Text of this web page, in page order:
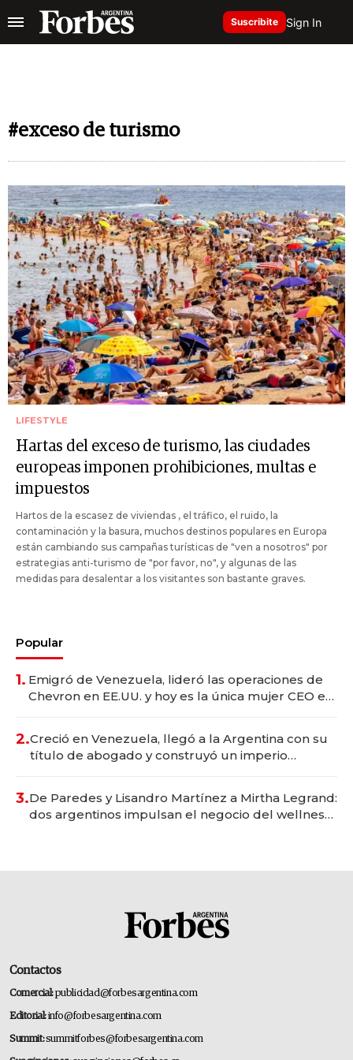
Suscribite Sign In
#exceso de turismo
LIFESTYLE
Hartas del exceso de turismo, las ciudades
europeas imponen prohibiciones, multas e
impuestos
Hartos de la escasez de viviendas , el tráfico, el ruido, la
contaminación y la basura, muchos destinos populares en Europa
están cambiando sus campañas turísticas de "ven a nosotros" por
estrategias anti-turismo de "por favor, no", y algunas de las
medidas para desalentar a los visitantes son bastante graves.
Popular
1. Emigró de Venezuela, lideró las operaciones de
Chevron en EE.UU. y hoy es la única mujer CEO en
2.Creció en Venezuela, llegó a la Argentina con su
título de abogado y construyó un imperio
3.De Paredes y Lisandro Martínez a Mirtha Legrand:
dos argentinos impulsan el negocio del wellness
Contactos
Comercial:publicidad@forbesargentina.com
Editorial:info@forbesargentina.com
Summit:summitforbes@forbesargentina.com